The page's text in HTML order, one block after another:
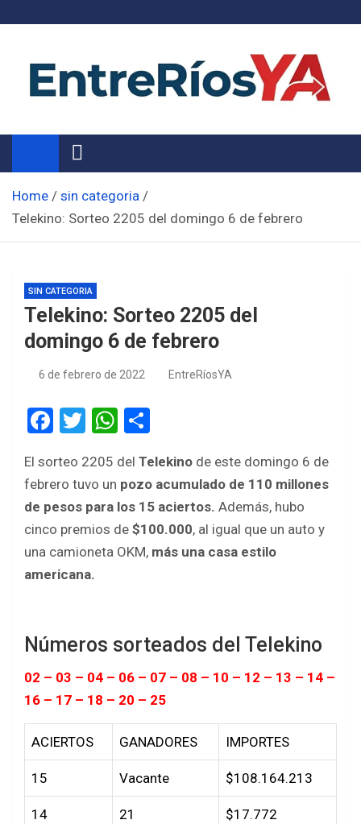
Noticias de Entre Ríos
Información de toda la provincia ahora
Home
sin categoria
Telekino: Sorteo 2205 del domingo 6 de febrero
SIN CATEGORIA
Telekino: Sorteo 2205 del
domingo 6 de febrero
6 de febrero de 2022 EntreRíosYA
F
ce
b
o
o
k
T
tt
er
W
at
s
A
p
ar
e
El sorteo 2205 del Telekino de este domingo 6 de
febrero tuvo un pozo acumulado de 110 millones
de pesos para los 15 aciertos. Además, hubo
cinco premios de $100.000, al igual que un auto y
una camioneta OKM, más una casa estilo
americana.
Números sorteados del Telekino
02 – 03 – 04 – 06 – 07 – 08 – 10 – 12 – 13 – 14 –
16 – 17 – 18 – 20 – 25
ACIERTOS GANADORES IMPORTES
15 Vacante $108.164.213
14 21 $17.772